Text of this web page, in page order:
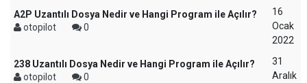
A2P Uzantılı Dosya Nedir ve Hangi Program ile Açılır?
otopilot
0
16
Ocak
2022
238 Uzantılı Dosya Nedir ve Hangi Program ile Açılır?
otopilot
0
31
Aralık